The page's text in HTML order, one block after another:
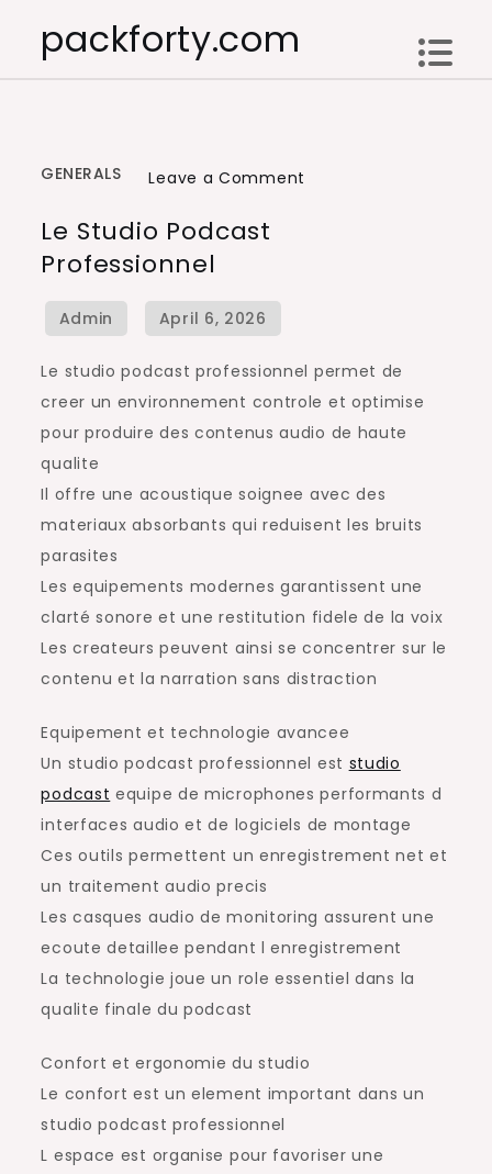
packforty.com
GENERALS Leave a Comment
Le Studio Podcast
Professionnel
Le studio podcast professionnel permet de
creer un environnement controle et optimise
pour produire des contenus audio de haute
qualite
Il offre une acoustique soignee avec des
materiaux absorbants qui reduisent les bruits
parasites
Les equipements modernes garantissent une
clarté sonore et une restitution fidele de la voix
Les createurs peuvent ainsi se concentrer sur le
contenu et la narration sans distraction
Equipement et technologie avancee
Un studio podcast professionnel est studio
podcast equipe de microphones performants d
interfaces audio et de logiciels de montage
Ces outils permettent un enregistrement net et
un traitement audio precis
Les casques audio de monitoring assurent une
ecoute detaillee pendant l enregistrement
La technologie joue un role essentiel dans la
qualite finale du podcast
Confort et ergonomie du studio
Le confort est un element important dans un
studio podcast professionnel
L espace est organise pour favoriser une